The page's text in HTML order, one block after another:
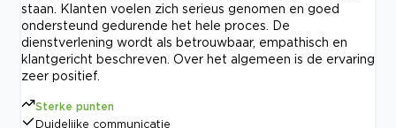
staan. Klanten voelen zich serieus genomen en goed
ondersteund gedurende het hele proces. De
dienstverlening wordt als betrouwbaar, empathisch en
klantgericht beschreven. Over het algemeen is de ervaring
zeer positief.
Sterke punten
Duidelijke communicatie